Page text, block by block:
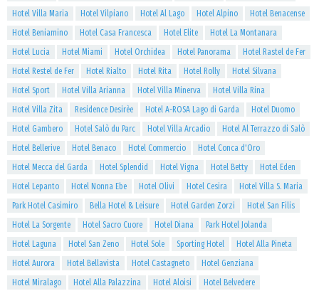
Hotel Villa Maria
Hotel Vilpiano Hotel Al Lago Hotel Alpino
Hotel Benacense
Hotel Beniamino
Hotel Casa Francesca Hotel Elite
Hotel La Montanara
Hotel Lucia
Hotel Miami Hotel Orchidea Hotel Panorama
Hotel Rastel de Fer
Hotel Restel de Fer
Hotel Rialto Hotel Rita Hotel Rolly
Hotel Silvana
Hotel Sport
Hotel Villa Arianna Hotel Villa Minerva
Hotel Villa Rina
Hotel Villa Zita
Residence Desirèe Hotel A-ROSA Lago di Garda
Hotel Duomo
Hotel Gambero
Hotel Salò du Parc Hotel Villa Arcadio
Hotel Al Terrazzo di Salò
Hotel Bellerive
Hotel Benaco Hotel Commercio
Hotel Conca d'Oro
Hotel Mecca del Garda
Hotel Splendid Hotel Vigna Hotel Betty
Hotel Eden
Hotel Lepanto
Hotel Nonna Ebe Hotel Olivi Hotel Cesira
Hotel Villa S. Maria
Park Hotel Casimiro
Bella Hotel & Leisure Hotel Garden Zorzi
Hotel San Filis
Hotel La Sorgente
Hotel Sacro Cuore Hotel Diana
Park Hotel Jolanda
Hotel Laguna
Hotel San Zeno Hotel Sole Sporting Hotel
Hotel Alla Pineta
Hotel Aurora
Hotel Bellavista Hotel Castagneto
Hotel Genziana
Hotel Miralago
Hotel Alla Palazzina Hotel Aloisi
Hotel Belvedere